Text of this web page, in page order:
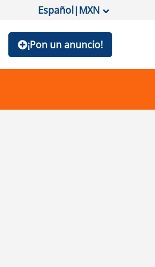
Español|MXN
¡Pon un anuncio!